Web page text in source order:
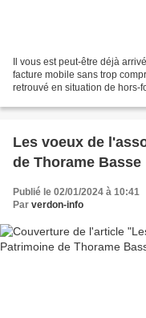
Il vous est peut-être déjà
facture mobile sans trop
retrouvé en situation de hors-
Les voeux de
de Thorame Basse
Publié le 02/01/2024 à 10:41
Par verdon-info